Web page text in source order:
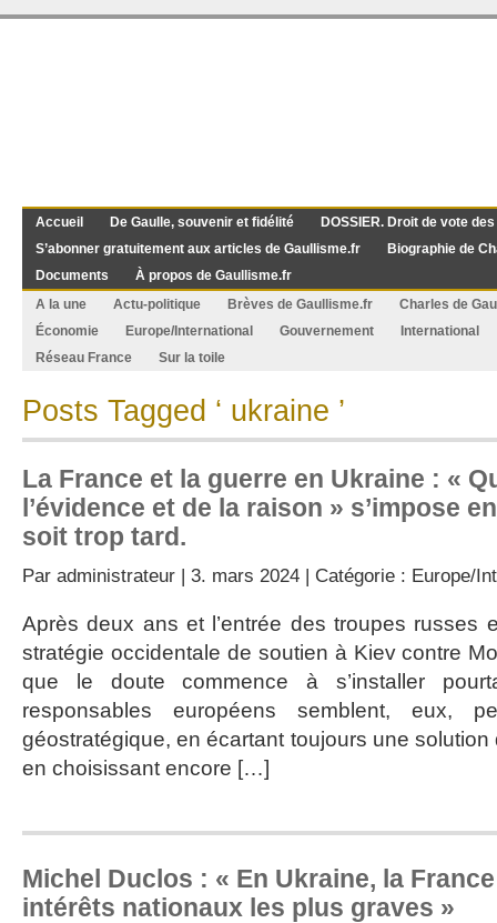
Accueil De Gaulle, souvenir et fidélité
DOSSIER. Droit de vote
S’abonner gratuitement aux articles de Gaullisme.fr
Biographie de
Documents
À propos de Gaullisme.fr
A la une
Actu-politique Brèves de Gaullisme.fr
Charles de
Économie
Europe/International Gouvernement
International
Réseau France
Sur la toile
Posts Tagged ‘ ukraine ’
La France et la guerre en Ukraine : «
l’évidence et de la raison » s’impose
soit trop tard.
Par administrateur | 3. mars 2024 | Catégorie : Europe/
Après deux ans et l’entrée des troupes russes
stratégie occidentale de soutien à Kiev contre
que le doute commence à s’installer
responsables européens semblent, eux,
géostratégique, en écartant toujours une
en choisissant encore […]
Michel Duclos : « En Ukraine, la
intérêts nationaux les plus graves »